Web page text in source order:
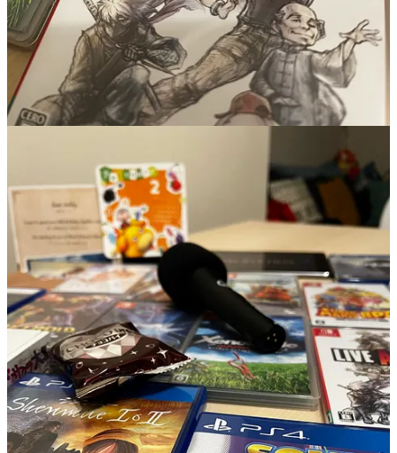
J'ai pas eu le temps d'écouter le podcast, mais mon fils de 9 ans à
répondu au sondage.
Il fait pas de différence entre un jeu en 3d ou jeu en pixel art.
"L'essentiel c'est que je m'amuse" (parole de mon fils)
Il adore par exemple Bleak Sword Dx, Downwell, disc Room.
En ce moment il adore jouer à Gravity circuit.
Et puis une dernière chose, j'ai remarqué que sur les gros jeux, type
Zelda, mon fils de temps en temps me dit qu'il s'ennuie. (Peut être
par rapport à la grandeur du jeu, comme une routine qui s'installe)
Alors que sur un petit jeu, il a pas le temps de s'ennuyer.
Je reviendrai après l'écoute du podcast..
Belle journée à toute l'équipe
Reply
Share
3 replies by Thierry Falcoz and others
Marc Popolon